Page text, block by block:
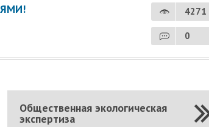
4271
0
Общественная экологическая
экспертиза